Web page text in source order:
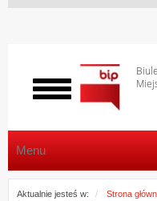
Włącz
menu
Menu
Aktualnie jesteś w: Strona